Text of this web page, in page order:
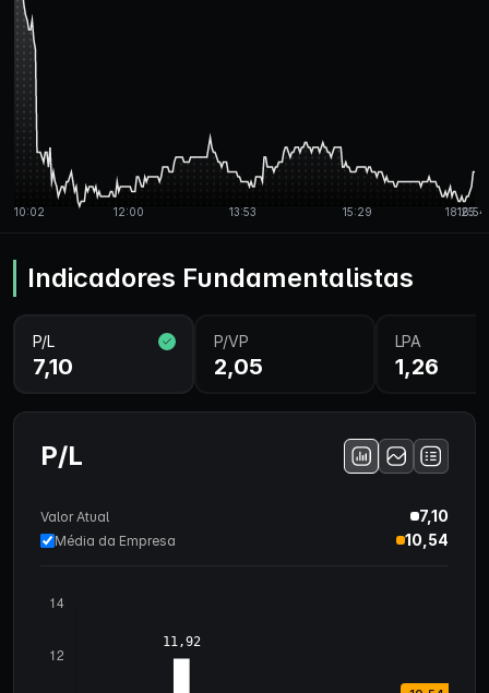
Indicadores Fundamentalistas
P/L
7,10
P/VP
2,05
LPA
1,26
P/L
Valor Atual 7,10
Média da Empresa 10,54